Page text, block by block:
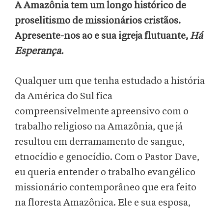
A Amazônia tem um longo histórico de
proselitismo de missionários cristãos.
Apresente-nos ao e sua igreja flutuante,Há
Esperança.
Qualquer um que tenha estudado a história
da América do Sul fica
compreensivelmente apreensivo com o
trabalho religioso na Amazônia, que já
resultou em derramamento de sangue,
etnocídio e genocídio. Com o Pastor Dave,
eu queria entender o trabalho evangélico
missionário contemporâneo que era feito
na floresta Amazônica. Ele e sua esposa,